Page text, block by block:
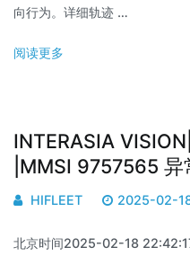
向行为。详细轨迹 …
阅读更多
INTERASIA
|MMSI 9757565 异
HIFLEET 2025-02-
北京时间2025-02-18